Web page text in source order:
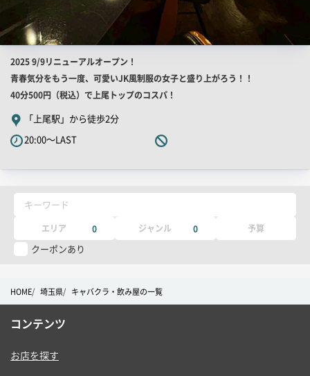
店
舗
PR
キ
ャ
ッ
ピ
2025 9/9リニューアルオープン！
青春気分をもう一度、可愛いJK風制服の女子と盛り上がろう！！
40分500円（税込）で上尾トップのコスパ！
「上尾駅」から徒歩2分
20:00～LAST
キーワード
エリア 0 ジャンル 0 予算
クーポンあり
HOME 埼玉県 キャバクラ・飲み屋の一覧
コンテンツ
お店を探す